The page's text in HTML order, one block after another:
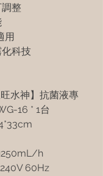
整
用
科技
水神】抗菌液專
16 * 1台
250mL/h
60Hz